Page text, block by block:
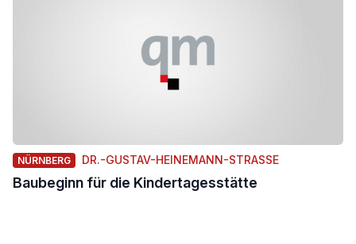
NÜRNBERG DR.-GUSTAV-HEINEMANN-STRASSE
Baubeginn für die Kindertagesstätte